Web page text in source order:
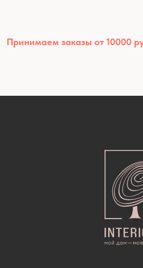
Принимаем заказы от 10000